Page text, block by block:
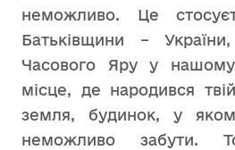
неможливо. Це
Батьківщини –
Часового Яру у
місце, де народився
земля, будинок, у
неможливо забути.